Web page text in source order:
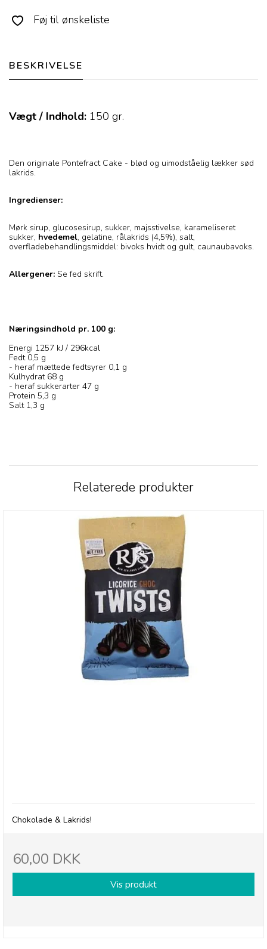
Føj til ønskeliste
BESKRIVELSE
Vægt / Indhold: 150 gr.
Den originale Pontefract Cake - blød og uimodståelig lækker sød
lakrids.
Ingredienser:
Mørk sirup, glucosesirup, sukker, majsstivelse, karameliseret
sukker, hvedemel, gelatine, rålakrids (4,5%), salt,
overfladebehandlingsmiddel: bivoks hvidt og gult, caunaubavoks.
Allergener: Se fed skrift.
Næringsindhold pr. 100 g:
Energi 1257 kJ / 296kcal
Fedt 0,5 g
- heraf mættede fedtsyrer 0,1 g
Kulhydrat 68 g
- heraf sukkerarter 47 g
Protein 5,3 g
Salt 1,3 g
Relaterede produkter
Chokolade & Lakrids!
60,00 DKK
Vis produkt